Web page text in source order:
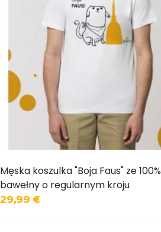
Męska koszulka "Boja Faus" ze 100%
bawełny o regularnym kroju
29,99 €